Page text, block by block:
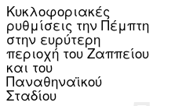
Κυκλοφοριακές
ρυθμίσεις την Πέμπτη
στην ευρύτερη
περιοχή του Ζαππείου
και του
Παναθηναϊκού
Σταδίου